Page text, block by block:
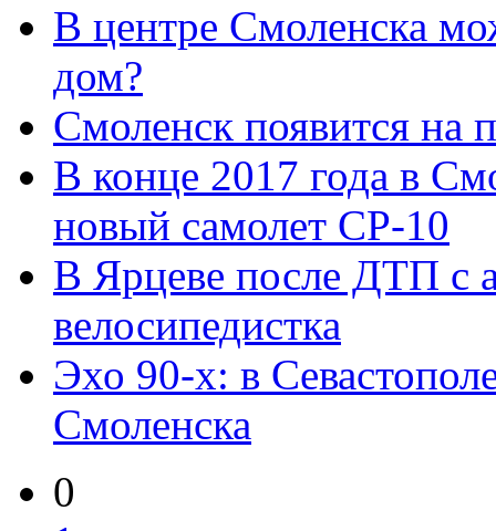
В центре Смоленска
дом?
Смоленск появится на
В конце 2017 года в
новый самолет СР-10
В Ярцеве после ДТП с
велосипедистка
Эхо 90-х: в
Смоленска
0